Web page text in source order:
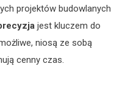
projektów budowlanych
jest kluczem do
niosą ze sobą
cenny czas.